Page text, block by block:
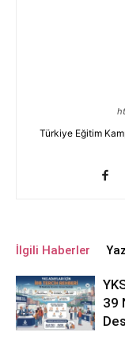
Türkiye Eğitim
İlgili Haberler
39